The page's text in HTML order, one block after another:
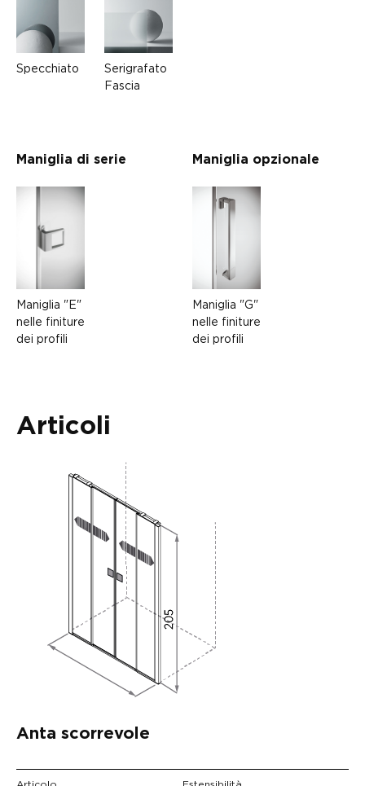
Specchiato
Serigrafato
Fascia
Maniglia di serie
Maniglia "E"
nelle finiture
dei profili
Maniglia opzionale
Maniglia "G"
nelle finiture
dei profili
Articoli
Anta scorrevole